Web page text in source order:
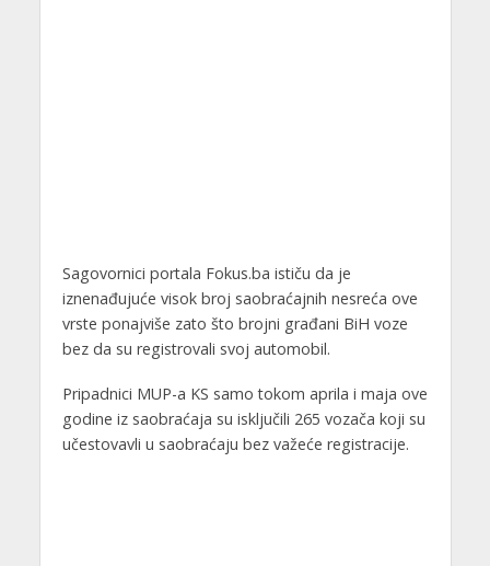
Sagovornici portala Fokus.ba ističu da je
iznenađujuće visok broj saobraćajnih nesreća ove
vrste ponajviše zato što brojni građani BiH voze
bez da su registrovali svoj automobil.
Pripadnici MUP-a KS samo tokom aprila i maja ove
godine iz saobraćaja su isključili 265 vozača koji su
učestovavli u saobraćaju bez važeće registracije.